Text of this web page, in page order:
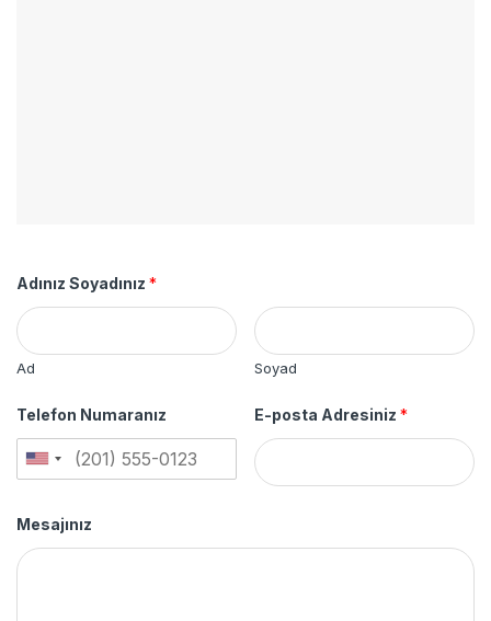
Adınız Soyadınız *
Ad Soyad
Telefon Numaranız E-posta Adresiniz*
Mesajınız